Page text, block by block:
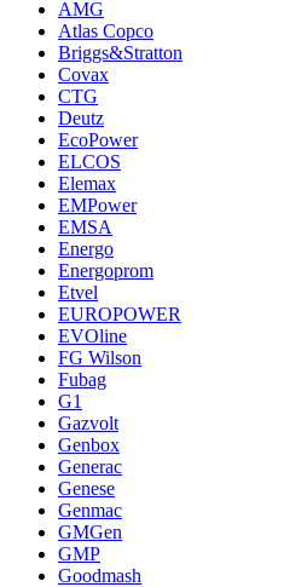
AMG
Atlas Copco
Briggs&Stratton
Covax
CTG
Deutz
EcoPower
ELCOS
Elemax
EMPower
EMSA
Energo
Energoprom
Etvel
EUROPOWER
EVOline
FG Wilson
Fubag
G1
Gazvolt
Genbox
Generac
Genese
Genmac
GMGen
GMP
Goodmash